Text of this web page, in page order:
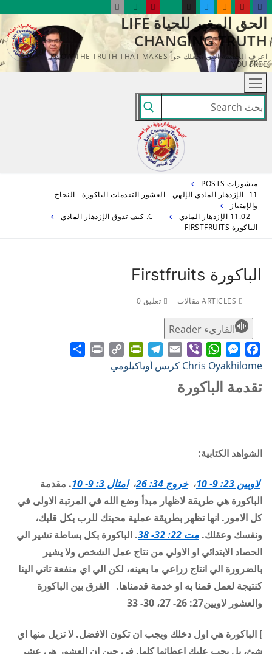
التجاوز
إلى
المحتوى
الحق المغير للحياة LIFE
CHANGING TRUTH
اعرف الحقيقة التي تجعلك حراً KNOW THE TRUTH THAT MAKES
YOU FREE
البحث
عن:
منشورات POSTS
11- الإزدهار المادي الإلهي - العشور التقدمات الباكورة - النجاح
والإمتياز
-- 11.02 الإزدهار المادي
--- C. كيف تذوق الإزدهار المادي
الباكورة FIRSTFRUITS
الباكورة Firstfruits
تعليق 0
القاريء Reader
Facebook
Messenger
WhatsApp
Viber
Email
Telegram
PrintFriendly
Copy
Chris Oyakhilome كريس أوياكيلومي
تقدمة الباكورة
الشواهد الكتابية:
لاويين 23: 9- 10 ،خروج 34: 26 ،امثال 3: 9- 10 . مقدمة
الباكورة هي طريقة لاظهار مبدأ وضع الله في المرتبة الاولى في
كل الامور. انها تظهر بطريقة عملية محبتك للرب بكل قلبك،
ونفسك وعقلك. مت 22: 32- 38
. الباكورة بكل بساطة تشير الي
الحصاد الابتدائي او الاولي من نتاج عمل الشخص ولا يشير
بالضرورة الي انتاج زراعي ما بعينه، لكن الي اي منفعة تاتي الينا
كنتيجة لعمل قمنا به او خدمة قدمناها. الفرق بين الباكورة
والعشور لاويين27: 26- 27، 30- 33
] الباكورة هي اول دخلك ويجب ان تكون الافضل. لا تزيل منها اي
شئ، بل يجب عليك اعطائها كلها. في حين ان العشور هي عشر